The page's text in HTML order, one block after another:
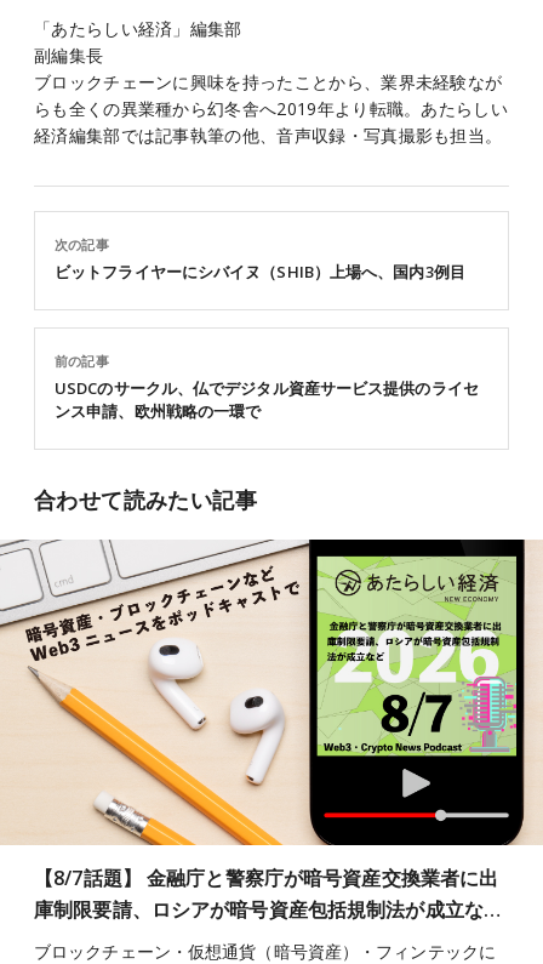
「あたらしい経済」編集部
副編集長
ブロックチェーンに興味を持ったことから、業界未経験なが
らも全くの異業種から幻冬舎へ2019年より転職。あたらしい
経済編集部では記事執筆の他、音声収録・写真撮影も担当。
前の記事
USDCのサークル、仏でデジタル資産サービス提供のライセ
ンス申請、欧州戦略の一環で
次の記事
ビットフライヤーにシバイヌ（SHIB）上場へ、国内3例目
合わせて読みたい記事
【8/7話題】 金融庁と警察庁が暗号資産交換業者に出
庫制限要請、ロシアが暗号資産包括規制法が成立な…
ブロックチェーン・仮想通貨（暗号資産）・フィンテックに